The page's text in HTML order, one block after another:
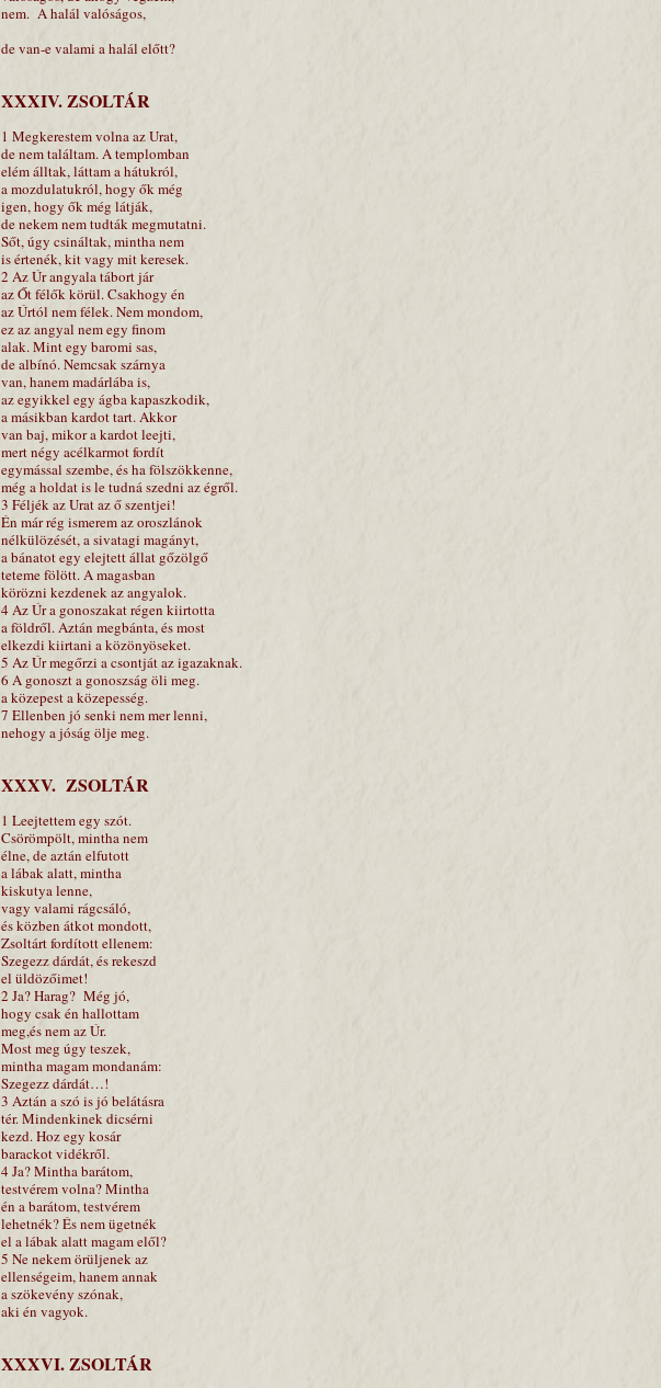
nem. A halál valóságos,
de van-e valami a halál előtt?
XXXIV. ZSOLTÁR
1 Megkerestem volna az Urat,
de nem találtam. A templomban
elém álltak, láttam a hátukról,
a mozdulatukról, hogy ők még
igen, hogy ők még látják,
de nekem nem tudták megmutatni.
Sőt, úgy csináltak, mintha nem
is értenék, kit vagy mit keresek.
2 Az Úr angyala tábort jár
az Őt félők körül. Csakhogy én
az Úrtól nem félek. Nem mondom,
ez az angyal nem egy finom
alak. Mint egy baromi sas,
de albínó. Nemcsak szárnya
van, hanem madárlába is,
az egyikkel egy ágba kapaszkodik,
a másikban kardot tart. Akkor
van baj, mikor a kardot leejti,
mert négy acélkarmot fordít
egymással szembe, és ha fölszökkenne,
még a holdat is le tudná szedni az égről.
3 Féljék az Urat az ő szentjei!
Én már rég ismerem az oroszlánok
nélkülözését, a sivatagi magányt,
a bánatot egy elejtett állat gőzölgő
teteme fölött. A magasban
körözni kezdenek az angyalok.
4 Az Úr a gonoszakat régen kiirtotta
a földről. Aztán megbánta, és most
elkezdi kiirtani a közönyöseket.
5 Az Úr megőrzi a csontját az igazaknak.
6 A gonoszt a gonoszság öli meg.
a közepest a közepesség.
7 Ellenben jó senki nem mer lenni,
nehogy a jóság ölje meg.
XXXV. ZSOLTÁR
1 Leejtettem egy szót.
Csörömpölt, mintha nem
élne, de aztán elfutott
a lábak alatt, mintha
kiskutya lenne,
vagy valami rágcsáló,
és közben átkot mondott,
Zsoltárt fordított ellenem:
Szegezz dárdát, és rekeszd
el üldözőimet!
2 Ja? Harag? Még jó,
hogy csak én hallottam
meg,és nem az Úr.
Most meg úgy teszek,
mintha magam mondanám:
Szegezz dárdát…!
3 Aztán a szó is jó belátásra
tér. Mindenkinek dicsérni
kezd. Hoz egy kosár
barackot vidékről.
4 Ja? Mintha barátom,
testvérem volna? Mintha
én a barátom, testvérem
lehetnék? És nem ügetnék
el a lábak alatt magam elől?
5 Ne nekem örüljenek az
ellenségeim, hanem annak
a szökevény szónak,
aki én vagyok.
XXXVI. ZSOLTÁR